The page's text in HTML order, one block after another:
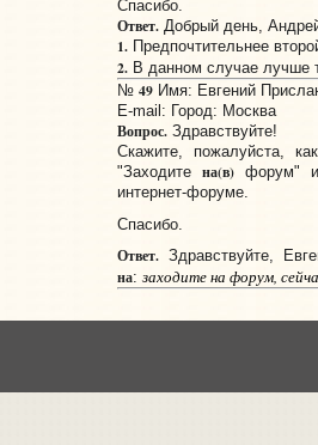
Спасибо.
Ответ.Добрый день,
1.Предпочтительнее
2.В данном случае лучше
№ 49Имя: Евгений
E-mail: Город: Москва
Вопрос.Здравствуйте!
Скажите, пожалуйста,
"Заходите на(в)форум"
интернет-форуме.
Спасибо.
Ответ.Здравствуйте,
на: заходите на форум,